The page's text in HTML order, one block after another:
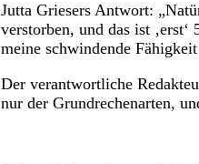
Jutta Griesers Antwort:
verstorben, und das ist
meine schwindende
Der verantwortliche
nur der Grundrechenarten,